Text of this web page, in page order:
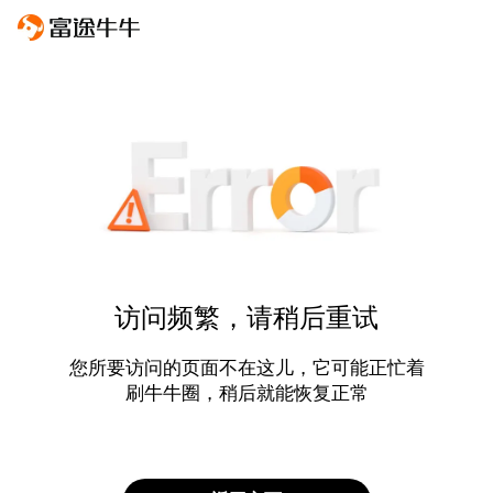
访问频繁，请稍后重试
您所要访问的页面不在这儿，它可能正忙着
刷牛牛圈，稍后就能恢复正常